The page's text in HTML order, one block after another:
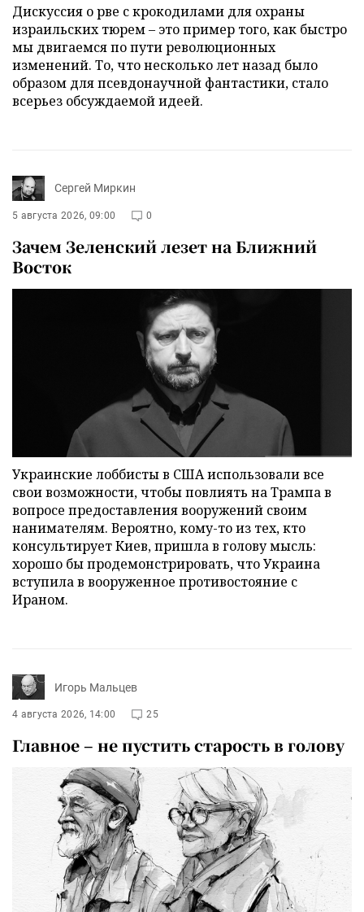
Дискуссия о рве с крокодилами для охраны
израильских тюрем – это пример того, как быстро
мы двигаемся по пути революционных
изменений. То, что несколько лет назад было
образом для псевдонаучной фантастики, стало
всерьез обсуждаемой идеей.
Сергей Миркин
5 августа 2026, 09:00 0
Зачем Зеленский лезет на Ближний
Восток
Украинские лоббисты в США использовали все
свои возможности, чтобы повлиять на Трампа в
вопросе предоставления вооружений своим
нанимателям. Вероятно, кому-то из тех, кто
консультирует Киев, пришла в голову мысль:
хорошо бы продемонстрировать, что Украина
вступила в вооруженное противостояние с
Ираном.
Игорь Мальцев
4 августа 2026, 14:00 25
Главное – не пустить старость в голову